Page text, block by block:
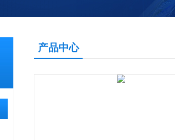
产品中心